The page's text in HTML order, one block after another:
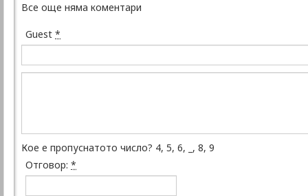
Все още няма коментари
Guest *
Кое е пропуснатото число? 4, 5, 6, _, 8, 9
Отговор: *